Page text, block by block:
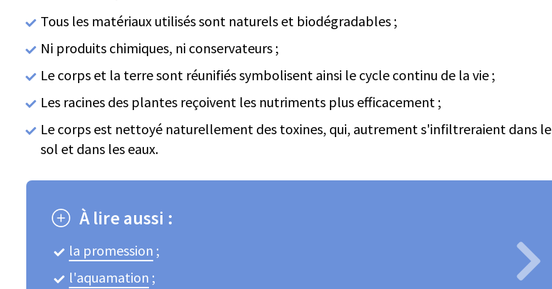
Tous les matériaux utilisés sont naturels et biodégradables ;
Ni produits chimiques, ni conservateurs ;
Le corps et la terre sont réunifiés symbolisent ainsi le cycle continu de la vie ;
Les racines des plantes reçoivent les nutriments plus efficacement ;
Le corps est nettoyé naturellement des toxines, qui, autrement s'infiltreraient dans le
sol et dans les eaux.
À lire aussi :
la promession ;
l'aquamation ;